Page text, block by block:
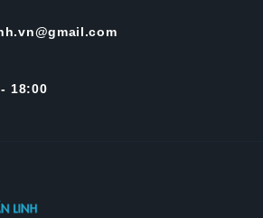
18:00